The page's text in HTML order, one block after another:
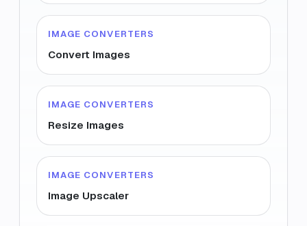
IMAGE CONVERTERS
Convert Images
IMAGE CONVERTERS
Resize Images
IMAGE CONVERTERS
Image Upscaler